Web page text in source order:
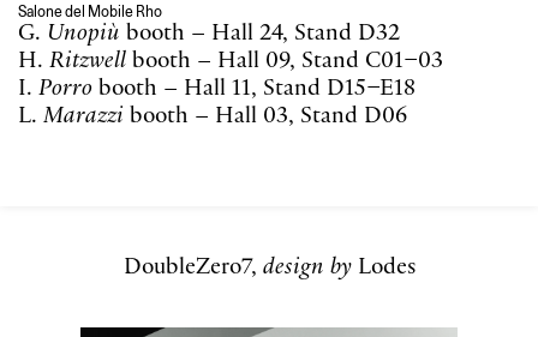
Salone del Mobile Rho
G. Unopiù booth – Hall 24, Stand D32
H. Ritzwell booth – Hall 09, Stand C01–03
I. Porro booth – Hall 11, Stand D15–E18
L. Marazzi booth – Hall 03, Stand D06
DoubleZero7, design byLodes